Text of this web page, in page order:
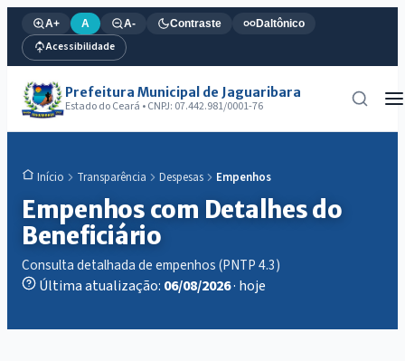
A+ A A- Contraste Daltônico
Acessibilidade
Prefeitura Municipal de Jaguaribara
Estado do Ceará • CNPJ: 07.442.981/0001-76
Início Transparência Despesas Empenhos
Empenhos com Detalhes do
Beneficiário
Consulta detalhada de empenhos (PNTP 4.3)
Última atualização: 06/08/2026· hoje